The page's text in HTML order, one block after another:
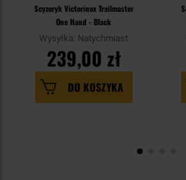
Scyzoryk Victorinox Trailmaster
One Hand - Black
Wysyłka: Natychmiast
239,00 zł
DO KOSZYKA